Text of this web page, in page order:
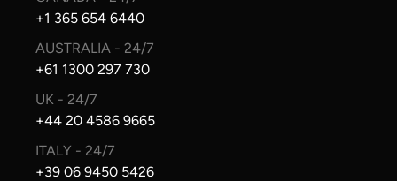
+1 365 654 6440
AUSTRALIA - 24/7
+61 1300 297 730
UK - 24/7
+44 20 4586 9665
ITALY - 24/7
+39 06 9450 5426